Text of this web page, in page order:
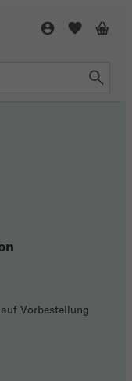
Vorbestellung